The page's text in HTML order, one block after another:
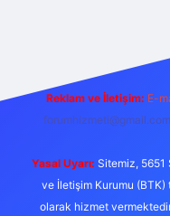
Reklam ve İletişim: E-
forumhizmeti@gmail.com
Yasal Uyarı: Sitemiz, 5651
ve İletişim Kurumu (BTK)
olarak hizmet